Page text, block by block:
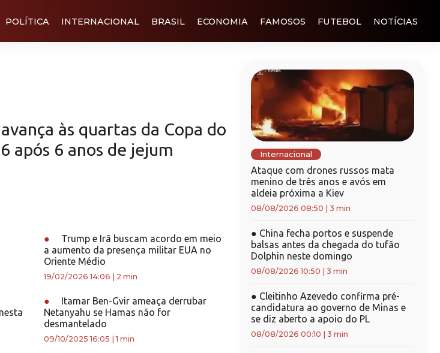
POLÍTICA INTERNACIONAL BRASIL ECONOMIA FAMOSOS FUTEBOL NOTÍCIAS
às quartas da Copa do
após 6 anos de jejum
●
Trump e Irã buscam acordo em meio
a aumento da presença militar EUA no
Oriente Médio
19/02/2026 14:06 2 min
●
Itamar Ben-Gvir ameaça derrubar
Netanyahu se Hamas não for
desmantelado
09/10/2025 16:05 |1 min
Internacional
Ataque com drones russos mata
menino de três anos e avós em
aldeia próxima a Kiev
08/08/2026 08:50 3 min
● China fecha portos e suspende
balsas antes da chegada do tufão
Dolphin neste domingo
08/08/2026 10:50 3 min
● Cleitinho Azevedo confirma pré-
candidatura ao governo de Minas e
se diz aberto a apoio do PL
08/08/2026 00:10 3 min